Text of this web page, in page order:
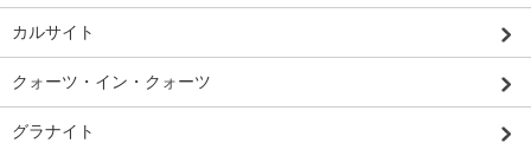
カルサイト
クォーツ・イン・クォーツ
グラナイト